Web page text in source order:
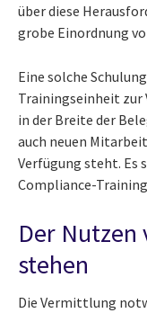
über diese
grobe Einordnung
Eine solche
Trainingseinheit
in der Breite der
auch neuen
Verfügung steht. Es
Compliance-
Der Nutzen
stehen
Die Vermittlung